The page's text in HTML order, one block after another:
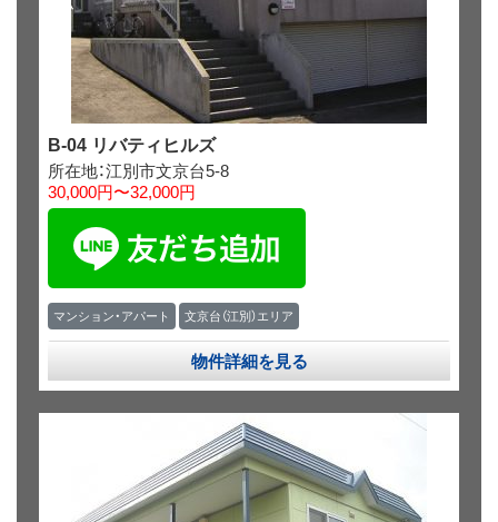
B-04 リバティヒルズ
所在地：江別市文京台5-8
30,000円〜32,000円
マンション・アパート 文京台（江別）エリア
物件詳細を見る